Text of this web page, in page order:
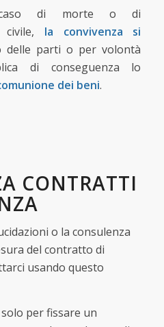
di morte o di
civile, la convivenza si
delle parti o per volontà
di conseguenza lo
dei beni.
CONTRATTI
o la consulenza
del contratto di
usando questo
per fissare un